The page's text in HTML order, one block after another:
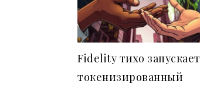
Fidelity тихо запускает
токенизированный